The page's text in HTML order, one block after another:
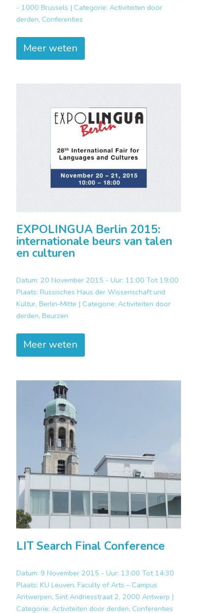
- 1000 Brussels | Categorie: Activiteiten door
derden, Conferenties
Meer weten
EXPOLINGUA Berlin 2015:
internationale beurs van talen
en culturen
Datum: 20 November 2015 - Uur: 11:00 Tot 19:00
Plaats: Russisches Haus der Wissenschaft und
Kultur, Berlin-Mitte | Categorie: Activiteiten door
derden, Beurzen
Meer weten
LIT Search Final Conference
Datum: 9 November 2015 - Uur: 13:00 Tot 14:30
Plaats: KU Leuven, Faculty of Arts – Campus
Antwerpen, Sint Andriesstraat 2, 2000 Antwerp |
Categorie: Activiteiten door derden, Conferenties